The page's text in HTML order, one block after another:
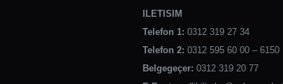
ILETISIM
Telefon 1: 0312 319 27 34
Telefon 2: 0312 595 60 00 – 6150
Belgegeçer: 0312 319 20 77